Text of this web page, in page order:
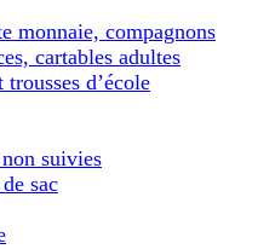
monnaie, compagnons
cartables adultes
d’école
suivies
sac